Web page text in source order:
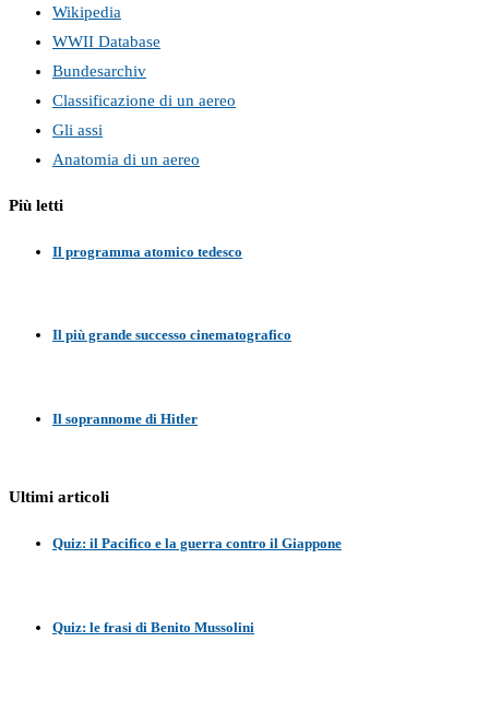
Wikipedia
WWII Database
Bundesarchiv
Classificazione di un aereo
Gli assi
Anatomia di un aereo
Più letti
Il programma atomico tedesco
Il più grande successo cinematografico
Il soprannome di Hitler
Ultimi articoli
Quiz: il Pacifico e la guerra contro il Giappone
Quiz: le frasi di Benito Mussolini